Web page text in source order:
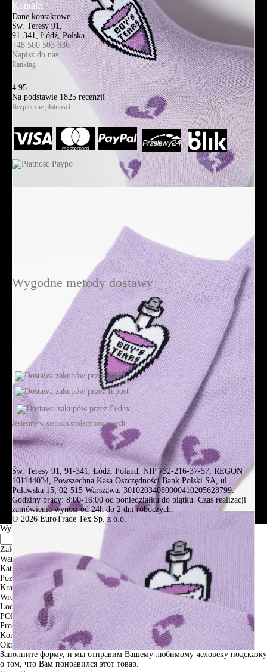
Kontakt
Dane kontaktowe
Św. Teresy 91,
91-341, Łódź, Polska
+48 500 503 636
Napisz do nas
Ranking
4.95
Na podstawie 1825 recenzji
Bezpieczne płatności
Wygodne metody dostawy
Jesteśmy w sieciach społecznościowych
Św. Teresy 91, 91-341, Łódź, Poland, NIP 732-216-37-57, REGON
101144034, Powszechna Kasa Oszczędności Bank Polski SA, ul.
Puławska 15, 02-515 Warszawa: 30102034080000410205628799.
Godziny pracy: 8:00-16:00 od poniedziałku do piątku. Czas realizacji
zamówienia wynosi od 24h do 2 dni roboczych.
© 2026 EuroTrade Tex Sp. z o.o.
Wybierz miasta
Założenia
Warszawa
Katowice
Poznan
Krakow
Wroclaw
Lodz
PODGLĄD
Produkt w koszyku
Kontynuuj zakupyZAMÓWIENIE
Okno informacyjne
Заполните форму, и мы отправим Вашему любимому человеку подсказку
о том, что Вам понравился этот товар.